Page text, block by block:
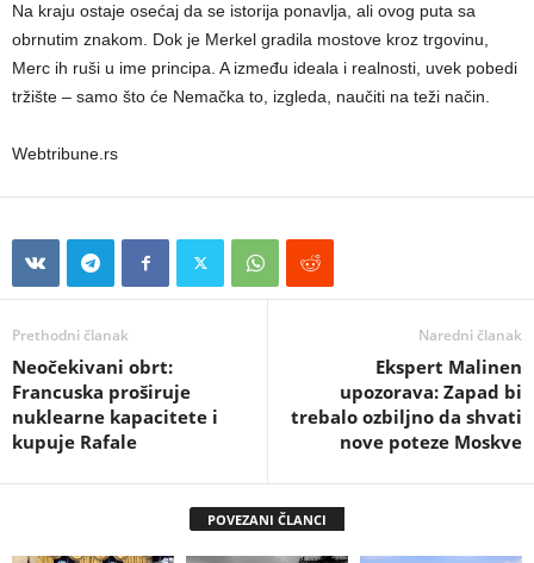
Na kraju ostaje osećaj da se istorija ponavlja, ali ovog puta sa
obrnutim znakom. Dok je Merkel gradila mostove kroz trgovinu,
Merc ih ruši u ime principa. A između ideala i realnosti, uvek pobedi
tržište – samo što će Nemačka to, izgleda, naučiti na teži način.
Webtribune.rs
Prethodni članak
Neočekivani obrt:
Francuska proširuje
nuklearne kapacitete i
kupuje Rafale
Naredni članak
Ekspert Malinen
upozorava: Zapad bi
trebalo ozbiljno da shvati
nove poteze Moskve
POVEZANI ČLANCI